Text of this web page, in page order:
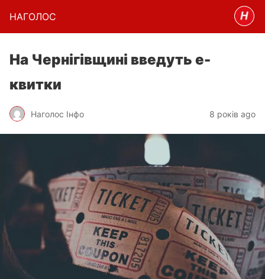
НАГОЛОC
На Чернігівщині введуть е-
квитки
Наголос Інфо 8 років ago